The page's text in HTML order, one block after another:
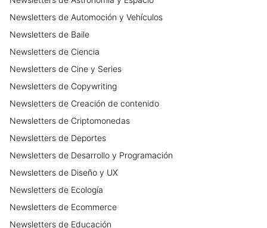
Newsletters de Automoción y Vehículos
Newsletters de Baile
Newsletters de Ciencia
Newsletters de Cine y Series
Newsletters de Copywriting
Newsletters de Creación de contenido
Newsletters de Criptomonedas
Newsletters de Deportes
Newsletters de Desarrollo y Programación
Newsletters de Diseño y UX
Newsletters de Ecología
Newsletters de Ecommerce
Newsletters de Educación